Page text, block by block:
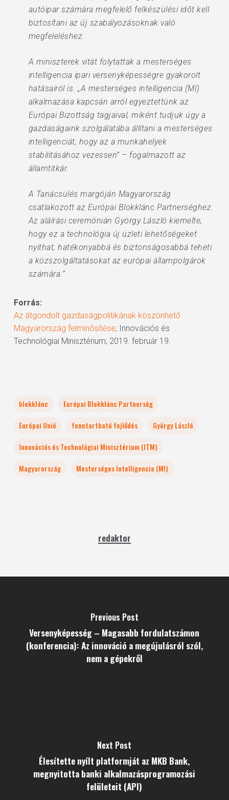
autóipar számára megfelelő felkészülési időt kell
biztosítani az új szabályozásoknak való
megfeleléshez.
A miniszterek vitát folytattak a mesterséges
intelligencia ipari versenyképességre gyakorolt
hatásairól is. „A mesterséges intelligencia (MI)
alkalmazása kapcsán arról egyeztettünk az
Európai Bizottság tagjaival, miként tudjuk úgy a
gazdaságaink szolgálatába állítani a mesterséges
intelligenciát, hogy az a munkahelyek
stabilitásához vezessen” – fogalmazott az
államtitkár.
A Tanácsülés margóján Magyarország
csatlakozott az Európai Blokklánc Partnerséghez.
Az aláírási ceremónián György László kiemelte,
hogy ez a technológia új üzleti lehetőségeket
nyithat, hatékonyabbá és biztonságosabbá teheti
a közszolgáltatásokat az európai állampolgárok
számára.”
Forrás:
Az átgondolt gazdaságpolitikának köszönhető
Magyarország felminősítése; Innovációs és
Technológiai Minisztérium; 2019. február 19.
blokklánc
Európai Blokklánc Partnerség
Európai Unió
fenntartható fejlődés
György László
Innovációs és Technológiai Minisztérium (ITM)
Magyarország
Mesterséges Intelligencia (MI)
redaktor
Previous Post
Versenyképesség – Magasabb fordulatszámon
(konferencia): Az innováció a megújulásról szól,
nem a gépekről
Next Post
Élesítette nyílt platformját az MKB Bank,
megnyitotta banki alkalmazásprogramozási
felületeit (API)